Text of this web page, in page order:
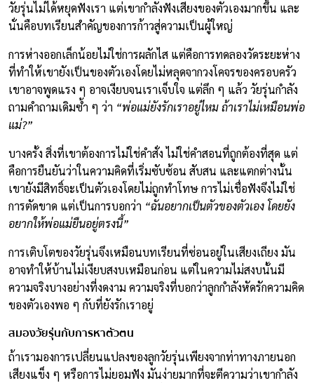
วัยรุ่นไม่ได้หยุดฟังเรา แต่เขากำลังฟังเสียงของตัวเองมากขึ้น และ
นั่นคือบทเรียนสำคัญของการก้าวสู่ความเป็นผู้ใหญ่
การห่างออกเล็กน้อยไม่ใช่การผลักไส แต่คือการทดลองวัดระยะห่าง
ที่ทำให้เขายังเป็นของตัวเองโดยไม่หลุดจากวงโคจรของครอบครัว
เขาอาจพูดแรง ๆ อาจเงียบจนเราเจ็บใจ แต่ลึก ๆ แล้ว วัยรุ่นกำลัง
ถามคำถามเดิมซ้ำ ๆ ว่า “พ่อแม่ยังรักเราอยู่ไหม ถ้าเราไม่เหมือนพ่อ
แม่?”
บางครั้ง สิ่งที่เขาต้องการไม่ใช่คำสั่ง ไม่ใช่คำสอนที่ถูกต้องที่สุด แต่
คือการยืนยันว่าในความคิดที่เริ่มซับซ้อน สับสน และแตกต่างนั้น
เขายังมีสิทธิ์จะเป็นตัวเองโดยไม่ถูกทำโทษ การไม่เชื่อฟังจึงไม่ใช่
การตัดขาด แต่เป็นการบอกว่า “ฉันอยากเป็นตัวของตัวเอง โดยยัง
อยากให้พ่อแม่ยืนอยู่ตรงนี้”
การเติบโตของวัยรุ่นจึงเหมือนบทเรียนที่ซ่อนอยู่ในเสียงเถียง มัน
อาจทำให้บ้านไม่เงียบสงบเหมือนก่อน แต่ในความไม่สงบนั้นมี
ความจริงบางอย่างที่งดงาม ความจริงที่บอกว่าลูกกำลังหัดรักความคิด
ของตัวเองพอ ๆ กับที่ยังรักเราอยู่
สมองวัยรุ่นกับการหาตัวตน
ถ้าเรามองการเปลี่ยนแปลงของลูกวัยรุ่นเพียงจากท่าทางภายนอก
เสียงแข็ง ๆ หรือการไม่ยอมฟัง มันง่ายมากที่จะตีความว่าเขากำลัง